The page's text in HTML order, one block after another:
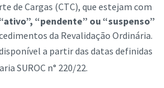
de Cargas (CTC), que estejam com
“pendente” ou “suspenso”
da Revalidação Ordinária.
a partir das datas definidas
SUROC n° 220/22.